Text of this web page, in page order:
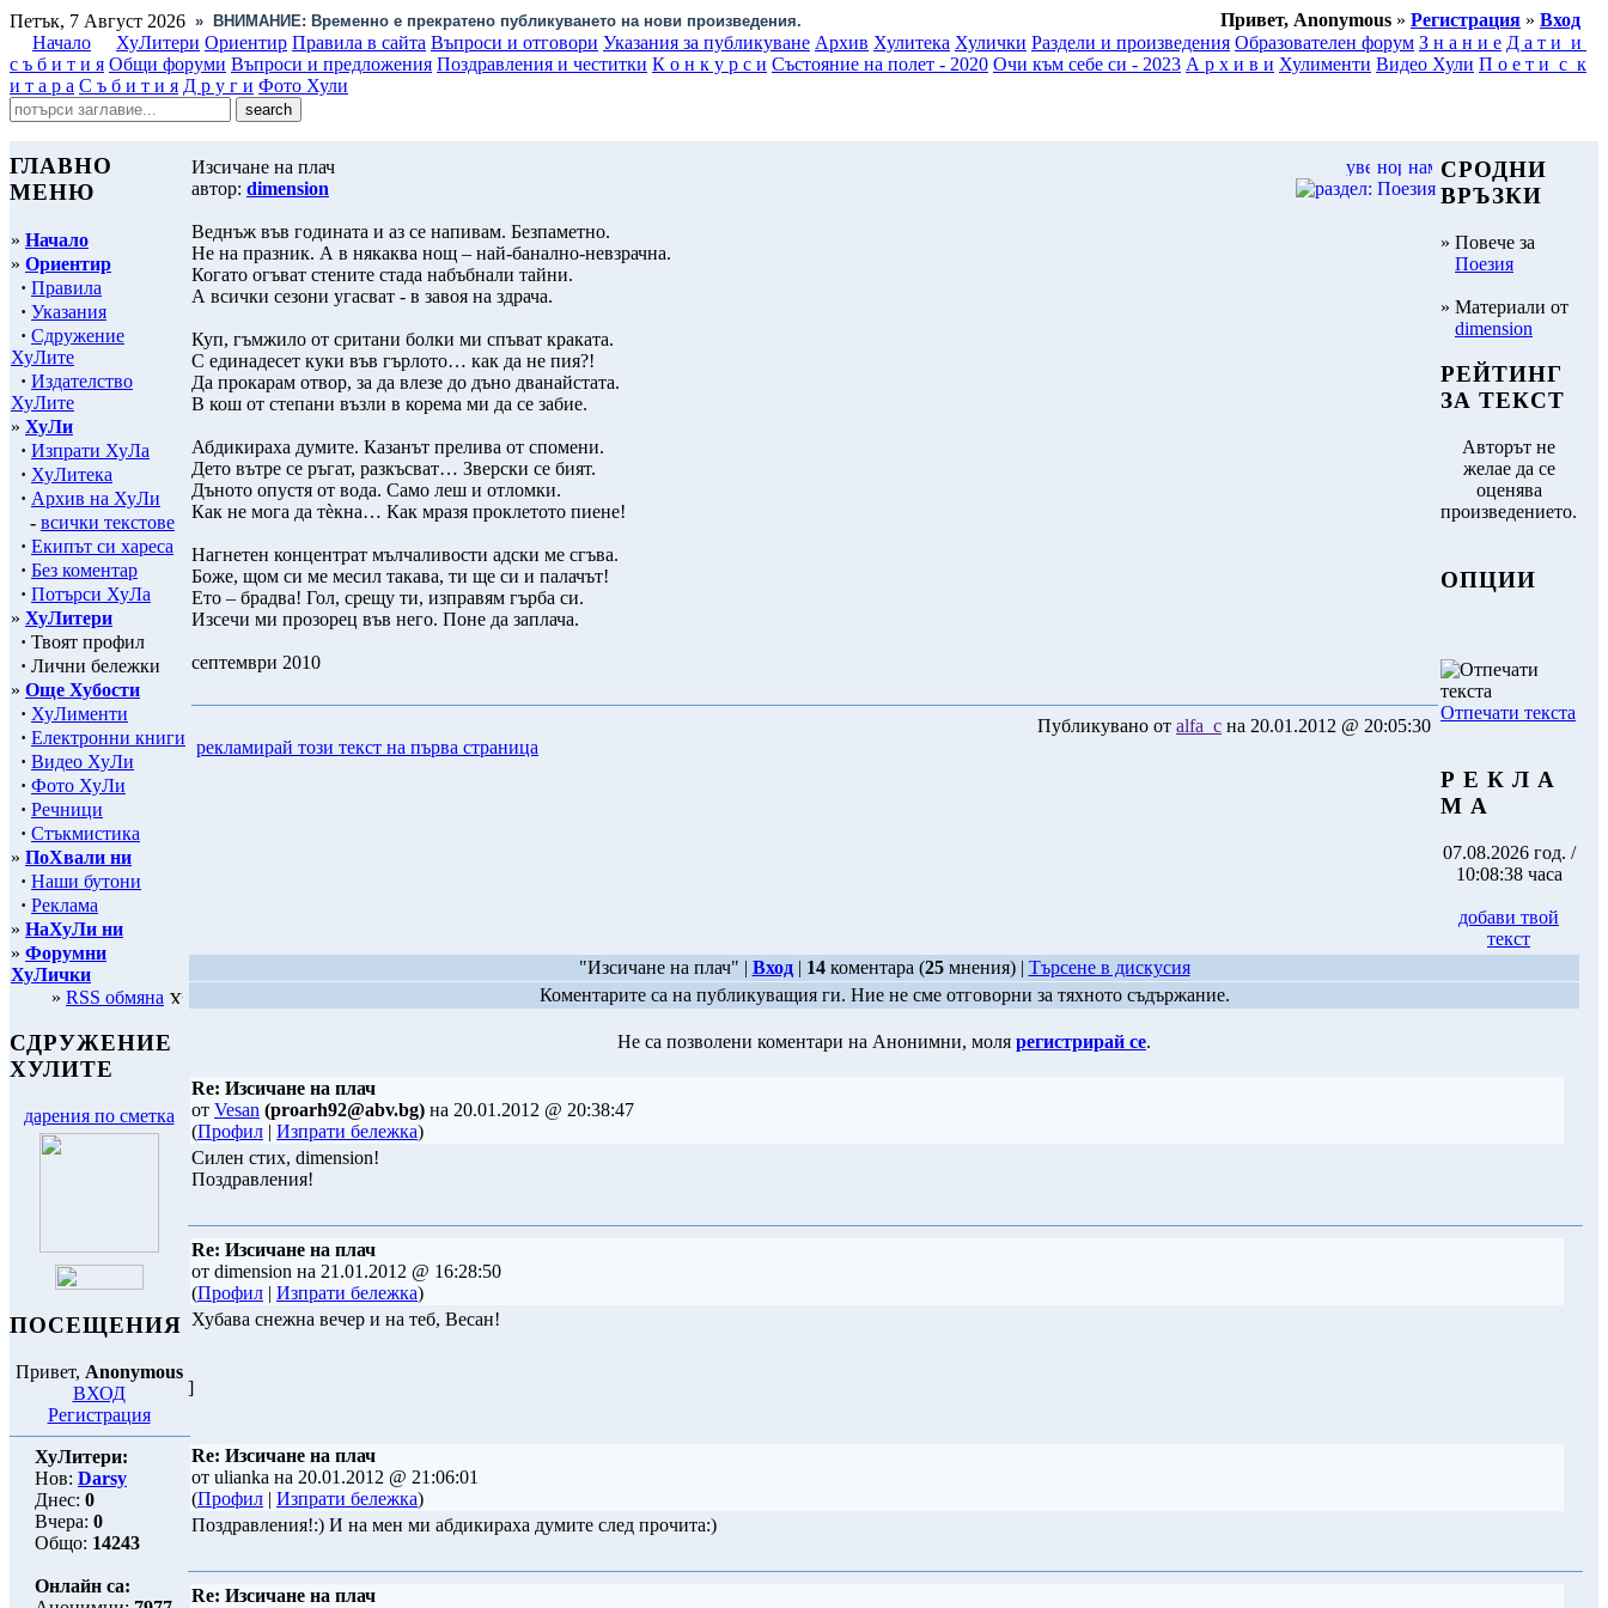
Петък, 7 Август 2026 » ВНИМАНИЕ: Временно е прекратено публикуването на нови произведения. Привет, Anonymous » Регистрация » Вход
Начало
ХуЛитери Ориентир Правила в сайта Въпроси и отговори Указания за публикуване Архив Хулитека Хулички Раздели и произведения Образователен форум З н а н и е Д а т и и
с ъ б и т и я Общи форуми Въпроси и предложения Поздравления и честитки К о н к у р с и Състояние на полет - 2020 Очи към себе си - 2023 А р х и в и Хулименти Видео Хули П о е т и с к
и т а р а С ъ б и т и я Д р у г и Фото Хули
ГЛАВНО
МЕНЮ
» Начало
» Ориентир
· Правила
· Указания
· Сдружение
ХуЛите
· Издателство
ХуЛите
» ХуЛи
· Изпрати ХуЛа
· ХуЛитека
· Архив на ХуЛи
- всички текстове
· Екипът си хареса
· Без коментар
· Потърси ХуЛа
» ХуЛитери
· Твоят профил
· Лични бележки
» Още Хубости
· ХуЛименти
· Електронни книги
· Видео ХуЛи
· Фото ХуЛи
· Речници
· Стъкмистика
» ПоХвали ни
· Наши бутони
· Реклама
» НаХуЛи ни
» Форумни
ХуЛички
» RSS обмяна
СДРУЖЕНИЕ
ХУЛИТЕ
дарения по сметка
ПОСЕЩЕНИЯ
Привет, Anonymous
ВХОД
Регистрация
ХуЛитери:
Нов: Darsy
Днес: 0
Вчера: 0
Общо: 14243
Онлайн са:
Изсичане на плач
автор: dimension
Веднъж във годината и аз се напивам. Безпаметно.
Не на празник. А в някаква нощ – най-банално-невзрачна.
Когато огъват стените стада набъбнали тайни.
А всички сезони угасват - в завоя на здрача.
Куп, гъмжило от сритани болки ми спъват краката.
С единадесет куки във гърлото… как да не пия?!
Да прокарам отвор, за да влезе до дъно дванайстата.
В кош от степани възли в корема ми да се забие.
Абдикираха думите. Казанът прелива от спомени.
Дето вътре се ръгат, разкъсват… Зверски се бият.
Дъното опустя от вода. Само леш и отломки.
Как не мога да тèкна… Как мразя проклетото пиене!
Нагнетен концентрат мълчаливости адски ме сгъва.
Боже, щом си ме месил такава, ти ще си и палачът!
Ето – брадва! Гол, срещу ти, изправям гърба си.
Изсечи ми прозорец във него. Поне да заплача.
септември 2010
Публикувано от alfa_c на 20.01.2012 @ 20:05:30
рекламирай този текст на първа страница
СРОДНИ
ВРЪЗКИ
» Повече за
Поезия
» Материали от
dimension
РЕЙТИНГ
ЗА ТЕКСТ
Авторът не
желае да се
оценява
произведението.
ОПЦИИ
Отпечати текста
Р Е К Л А
М А
07.08.2026 год. /
10:08:38 часа
добави твой
текст
"Изсичане на плач" | Вход| 14коментара (25мнения) | Търсене в дискусия
Коментарите са на публикуващия ги. Ние не сме отговорни за тяхното съдържание.
Не са позволени коментари на Анонимни, моля регистрирай се.
Re: Изсичане на плач
от Vesan (proarh92@abv.bg) на 20.01.2012 @ 20:38:47
(Профил | Изпрати бележка)
Силен стих, dimension!
Поздравления!
Re: Изсичане на плач
от dimension на 21.01.2012 @ 16:28:50
(Профил | Изпрати бележка)
Хубава снежна вечер и на теб, Весан!
]
Re: Изсичане на плач
от ulianka на 20.01.2012 @ 21:06:01
(Профил | Изпрати бележка)
Поздравления!:) И на мен ми абдикираха думите след прочита:)
Re: Изсичане на плач